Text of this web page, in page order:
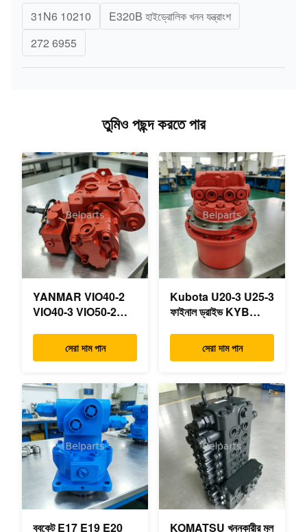
31N6 10210
E320B হাইড্রোলিক খনন যন্ত্রাংশ
272 6955
তুমিও পছন্দ করতে পার
YANMAR VIO40-2
VIO40-3 VIO50-2
VIO55-3 প্রধান
হাইড্রোলিক পাম্প OEM
16023 B0600-16017
মিনি এক্সকাভেটর
সেরা দাম পান
Kubota U20-3 U25-3
ফাইনাল ড্রাইভ KYB
OEM ভ্রমণ মোটর
B0240-18076
RB559-61290
RC157-78000 মিনি
খননকারীর যন্ত্রাংশের জন্য
সেরা দাম পান
ববকেট E17 E19 E20
KOMATSU খননকারীর মূল